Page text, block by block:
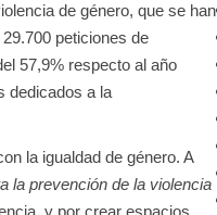
de género, que se han
peticiones de
57,9% respecto al año
dedicados a la
la igualdad de género. A
la prevención de la violencia
y por crear espacios